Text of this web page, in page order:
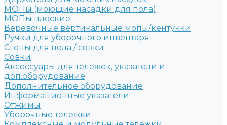
МОПы (моющие насадки для пола)
МОПы плоские
Веревочные вертикальные мопы/кентукки
Ручки для уборочного инвентаря
Сгоны для пола / совки
Совки
Аксессуары для тележек, указатели и
доп.оборудование
Дополнительное оборудование
Информационные указатели
Отжимы
Уборочные тележки